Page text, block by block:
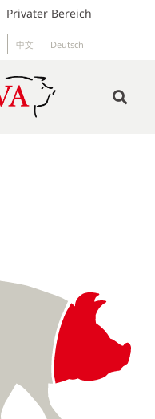
Privater Bereich
中文 Deutsch